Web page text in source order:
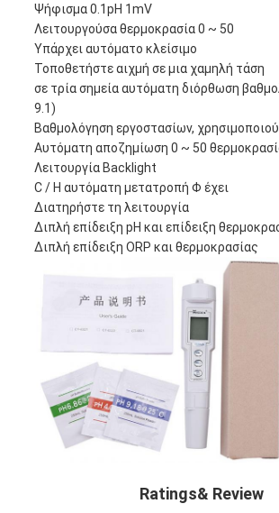
Ψήφισμα 0.1pH 1mV
Λειτουργούσα θερμοκρασία 0 ~ 50
Υπάρχει αυτόματο κλείσιμο
Τοποθετήστε αιχμή σε μια χαμηλή τάση
σε τρία σημεία αυτόματη διόρθωση
9.1)
Βαθμολόγηση εργοστασίων,
Αυτόματη αποζημίωση 0 ~ 50
Λειτουργία Backlight
C / Η αυτόματη μετατροπή Φ έχει
Διατηρήστε τη λειτουργία
Διπλή επίδειξη pH και επίδειξη
Διπλή επίδειξη ORP και θερμοκρασίας
Ratings& Review